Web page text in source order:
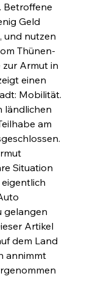
Betroffene
Geld
und nutzen
Thünen-
Armut in
einen
Mobilität.
ländlichen
am
Situation
eigentlich
gelangen
Artikel
dem Land
annimmt